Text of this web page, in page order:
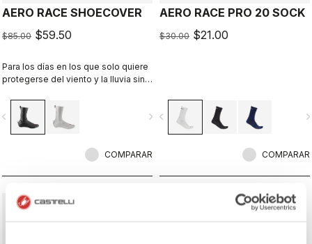
AERO RACE SHOECOVER
$85.00 $59.50
Para los días en los que solo quiere
protegerse del viento y la lluvia sin
y elástico se amolda a la zapatilla
para un ajuste perfecto y
aerodinámico que bloquea el viento
navigate_next
COMPARAR
AERO RACE PRO 20 SOCK
$30.00 $21.00
navigate_before
COMPARAR
sell30% OFF